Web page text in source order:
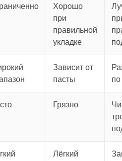
Хорошо
при
правильной
укладке
Зависит от
пасты
Грязно
Лёгкий